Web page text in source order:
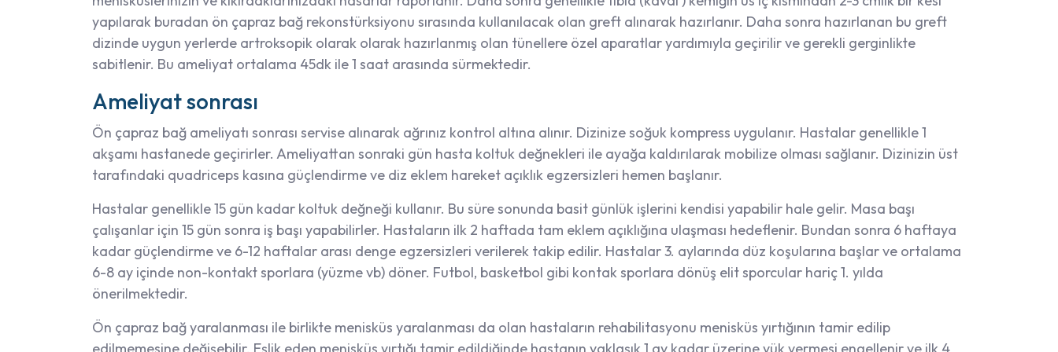
yapılarak buradan ön çapraz bağ rekonstürksiyonu sırasında kullanılacak olan greft alınarak hazırlanır. Daha sonra hazırlanan bu greft
dizinde uygun yerlerde artroksopik olarak olarak hazırlanmış olan tünellere özel aparatlar yardımıyla geçirilir ve gerekli gerginlikte
sabitlenir. Bu ameliyat ortalama 45dk ile 1 saat arasında sürmektedir.
Ameliyat sonrası
Ön çapraz bağ ameliyatı sonrası servise alınarak ağrınız kontrol altına alınır. Dizinize soğuk kompress uygulanır. Hastalar genellikle 1
akşamı hastanede geçirirler. Ameliyattan sonraki gün hasta koltuk değnekleri ile ayağa kaldırılarak mobilize olması sağlanır. Dizinizin üst
tarafındaki quadriceps kasına güçlendirme ve diz eklem hareket açıklık egzersizleri hemen başlanır.
Hastalar genellikle 15 gün kadar koltuk değneği kullanır. Bu süre sonunda basit günlük işlerini kendisi yapabilir hale gelir. Masa başı
çalışanlar için 15 gün sonra iş başı yapabilirler. Hastaların ilk 2 haftada tam eklem açıklığına ulaşması hedeflenir. Bundan sonra 6 haftaya
kadar güçlendirme ve 6-12 haftalar arası denge egzersizleri verilerek takip edilir. Hastalar 3. aylarında düz koşularına başlar ve ortalama
6-8 ay içinde non-kontakt sporlara (yüzme vb) döner. Futbol, basketbol gibi kontak sporlara dönüş elit sporcular hariç 1. yılda
önerilmektedir.
Ön çapraz bağ yaralanması ile birlikte menisküs yaralanması da olan hastaların rehabilitasyonu menisküs yırtığının tamir edilip